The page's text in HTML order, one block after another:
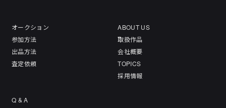
オークション
参加方法
出品方法
査定依頼
ABOUT US
取扱作品
会社概要
TOPICS
採用情報
Q & A